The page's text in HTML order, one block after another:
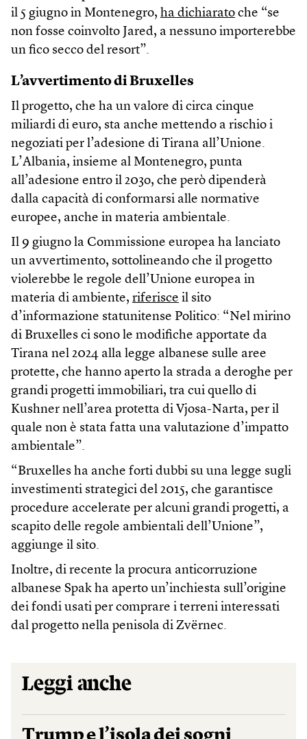
il 5 giugno in Montenegro, ha dichiarato che “se
non fosse coinvolto Jared, a nessuno importerebbe
un fico secco del resort”.
L’avvertimento di Bruxelles
Il progetto, che ha un valore di circa cinque
miliardi di euro, sta anche mettendo a rischio i
negoziati per l’adesione di Tirana all’Unione.
L’Albania, insieme al Montenegro, punta
all’adesione entro il 203o, che però dipenderà
dalla capacità di conformarsi alle normative
europee, anche in materia ambientale.
Il 9 giugno la Commissione europea ha lanciato
un avvertimento, sottolineando che il progetto
violerebbe le regole dell’Unione europea in
materia di ambiente, riferisce il sito
d’informazione statunitense Politico: “Nel mirino
di Bruxelles ci sono le modifiche apportate da
Tirana nel 2024 alla legge albanese sulle aree
protette, che hanno aperto la strada a deroghe per
grandi progetti immobiliari, tra cui quello di
Kushner nell’area protetta di Vjosa-Narta, per il
quale non è stata fatta una valutazione d’impatto
ambientale”.
“Bruxelles ha anche forti dubbi su una legge sugli
investimenti strategici del 2015, che garantisce
procedure accelerate per alcuni grandi progetti, a
scapito delle regole ambientali dell’Unione”,
aggiunge il sito.
Inoltre, di recente la procura anticorruzione
albanese Spak ha aperto un’inchiesta sull’origine
dei fondi usati per comprare i terreni interessati
dal progetto nella penisola di Zvërnec.
Leggi anche